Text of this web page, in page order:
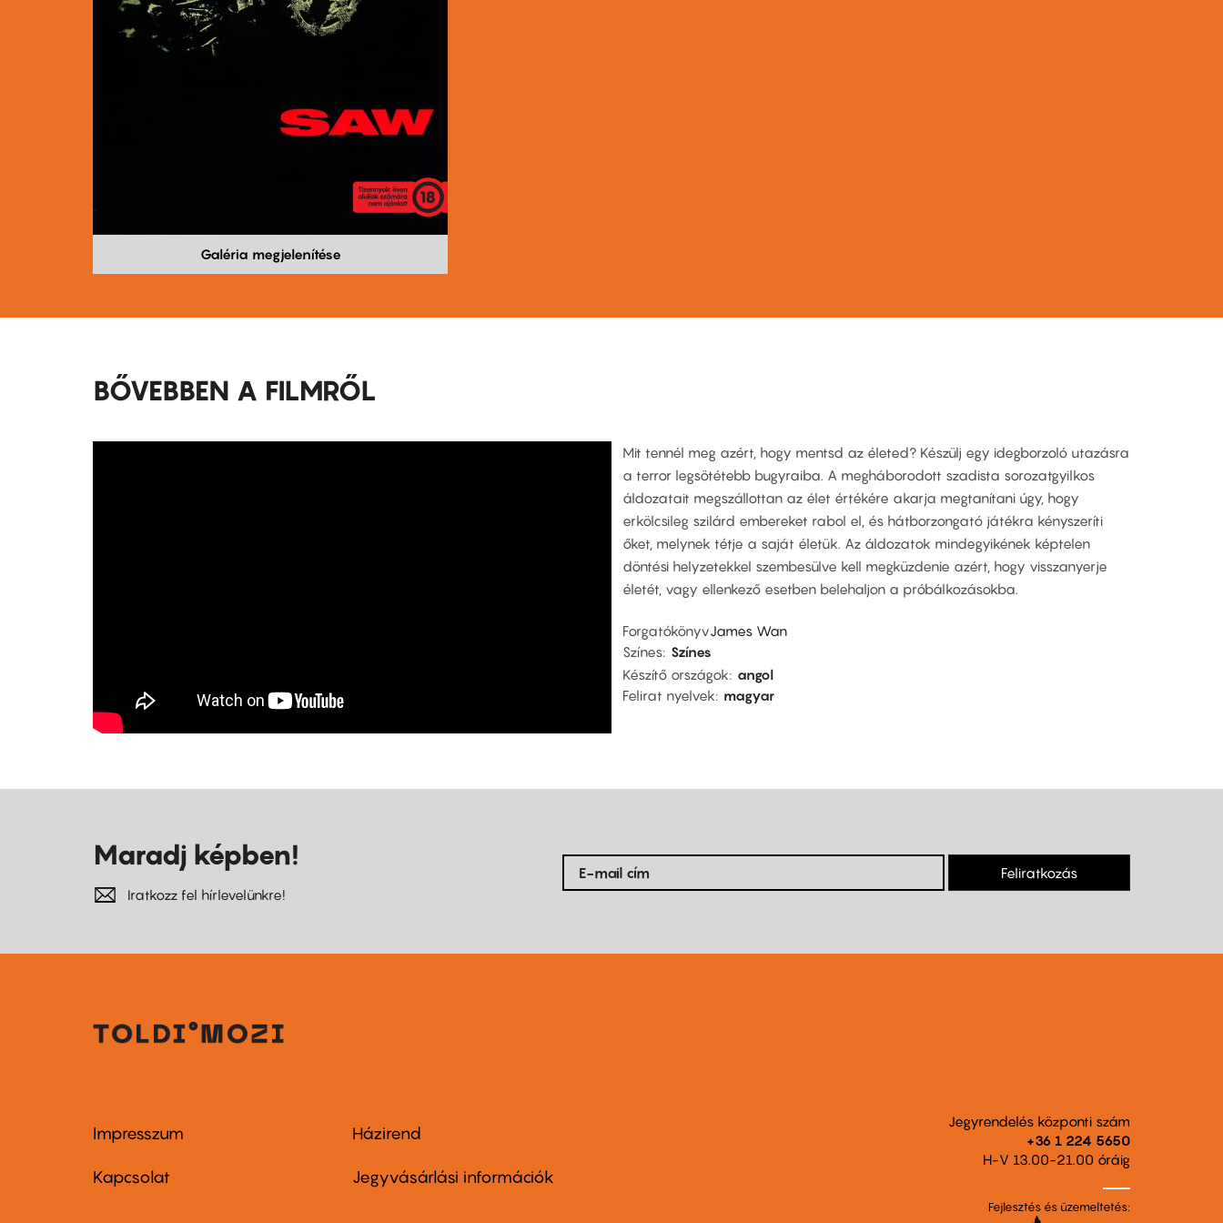
Galéria megjelenítése
BŐVEBBEN A FILMRŐL
Mit tennél meg azért, hogy mentsd az életed? Készülj egy idegborzoló utazásra
a terror legsötétebb bugyraiba. A megháborodott szadista sorozatgyilkos
áldozatait megszállottan az élet értékére akarja megtanítani úgy, hogy
erkölcsileg szilárd embereket rabol el, és hátborzongató játékra kényszeríti
őket, melynek tétje a saját életük. Az áldozatok mindegyikének képtelen
döntési helyzetekkel szembesülve kell megküzdenie azért, hogy visszanyerje
életét, vagy ellenkező esetben belehaljon a próbálkozásokba.
ForgatókönyvJames Wan
Színes Színes
Készítő országok
angol
Felirat nyelvek
magyar
Maradj képben!
Iratkozz fel hírlevelünkre!
Feliratkozás
Footer
menu
Impresszum
Kapcsolat
Footer
menu
Házirend
Jegyvásárlási információk
Jegyrendelés központi szám
+36 1 224 5650
H-V 13.00-21.00 óráig
Fejlesztés és üzemeltetés: